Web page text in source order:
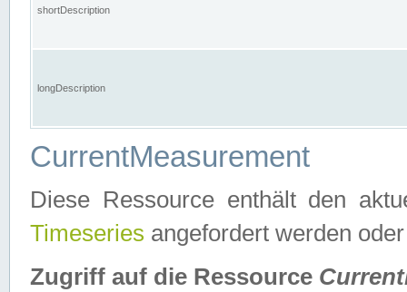
shortDescription
longDescription
CurrentMeasurement
Diese Ressource enthält den
Timeseries angefordert werden
Zugriff auf die Ressource